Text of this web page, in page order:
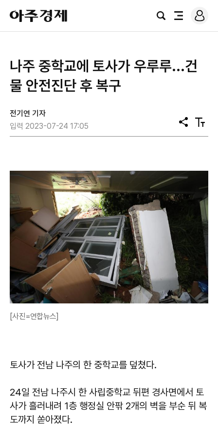
아
주
경
검
전
로
그
나주 중학교에 토사가 우루루...건
물 안전진단 후 복구
전기연 기자
입력 2023-07-24 17:05
공
유
텍
스
[사진=연합뉴스]
토사가 전남 나주의 한 중학교를 덮쳤다.
24일 전남 나주시 한 사립중학교 뒤편 경사면에서 토
사가 흘러내려 1층 행정실 안팎 2개의 벽을 부순 뒤 복
도까지 쏟아졌다.